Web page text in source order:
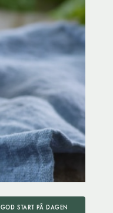
GOD START PÅ DAGEN